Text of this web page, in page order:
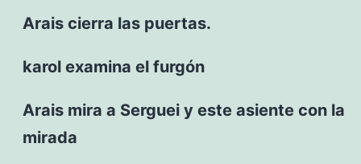
Arais cierra las puertas.
karol examina el furgón
Arais mira a Serguei y este asiente con la
mirada